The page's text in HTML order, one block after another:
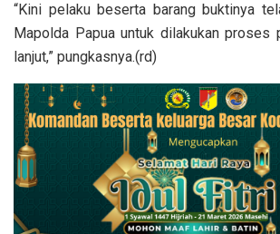
“Kini pelaku beserta barang buktinya
Mapolda Papua untuk dilakukan proses
lanjut,” pungkasnya.(rd)